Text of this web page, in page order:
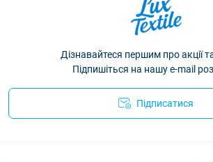
Дізнавайтеся першим про акції
Підпишіться на нашу e-mail
Підписатися